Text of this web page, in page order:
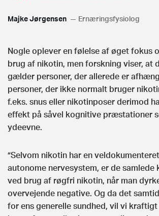
Majke Jørgensen Ernæringsfysiolog
Nogle oplever en følelse af øget fokus
brug af nikotin, men forskning viser, at
gælder personer, der allerede er
personer, der ikke normalt bruger
f.eks. snus eller nikotinposer derimod
effekt på såvel kognitive præstationer
ydeevne.
”Selvom nikotin har en
autonome nervesystem, er de samlede
ved brug af røgfri nikotin, når man
overvejende negative. Og da det
for ens generelle sundhed, vil vi